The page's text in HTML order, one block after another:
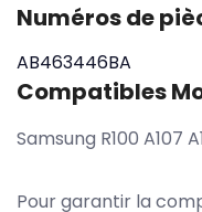
Numéros de
AB463446BA
Compatibles
Samsung R100 A107
Pour garantir la